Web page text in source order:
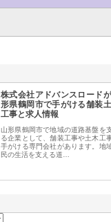
株式会社アドバンスロード
形県鶴岡市で手がける舗装
工事と求人情報
山形県鶴岡市で地域の道路基盤を
る企業として、舗装工事や土木工
手がける専門会社があります。地
民の生活を支える道…